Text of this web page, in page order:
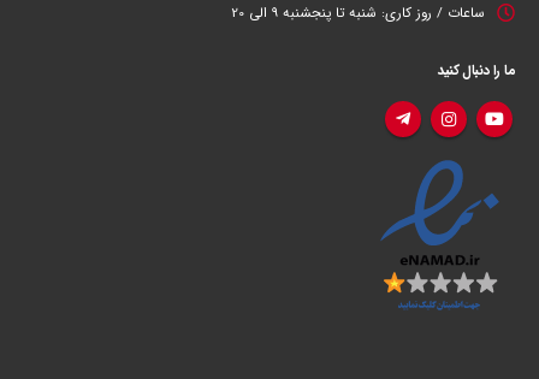
ساعات / روز کاری: شنبه تا پنجشنبه 9 الی 20
ما را دنبال کنید